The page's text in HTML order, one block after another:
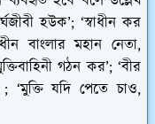
হউক’; ‘স্বাধীন কর
বাংলার মহান নেতা,
গঠন কর’; ‘বীর
; ‘মুক্তি যদি পেতে চাও,